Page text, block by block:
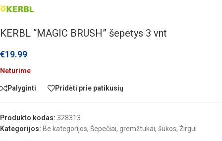
KERBL “MAGIC BRUSH” šepetys 3 vnt
€19.99
Neturime
Palyginti Pridėti prie patikusių
Produkto kodas: 328313
Kategorijos: Be kategorijos, Šepečiai, gremžtukai, šukos, Žirgui